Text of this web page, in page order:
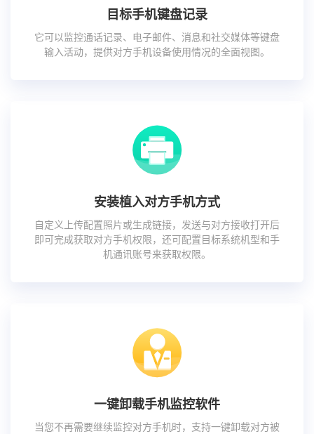
目标手机键盘记录
它可以监控通话记录、电子邮件、消息和社交媒体等键盘
输入活动，提供对方手机设备使用情况的全面视图。
安装植入对方手机方式
自定义上传配置照片或生成链接，发送与对方接收打开后
即可完成获取对方手机权限，还可配置目标系统机型和手
机通讯账号来获取权限。
一键卸载手机监控软件
当您不再需要继续监控对方手机时，支持一键卸载对方被